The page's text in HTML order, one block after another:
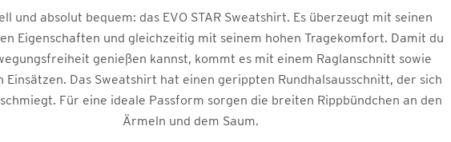
und absolut bequem: das EVO STAR Sweatshirt. Es überzeugt mit seinen
Eigenschaften und gleichzeitig mit seinem hohen Tragekomfort. Damit du
genießen kannst, kommt es mit einem Raglanschnitt sowie
Einsätzen. Das Sweatshirt hat einen gerippten Rundhalsausschnitt, der sich
Für eine ideale Passform sorgen die breiten Rippbündchen an den
Ärmeln und dem Saum.